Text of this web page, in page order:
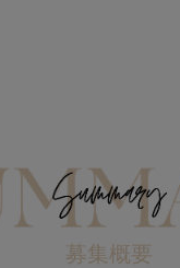
募集概要